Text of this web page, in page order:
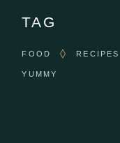
TAG
FOOD RECIPES
YUMMY